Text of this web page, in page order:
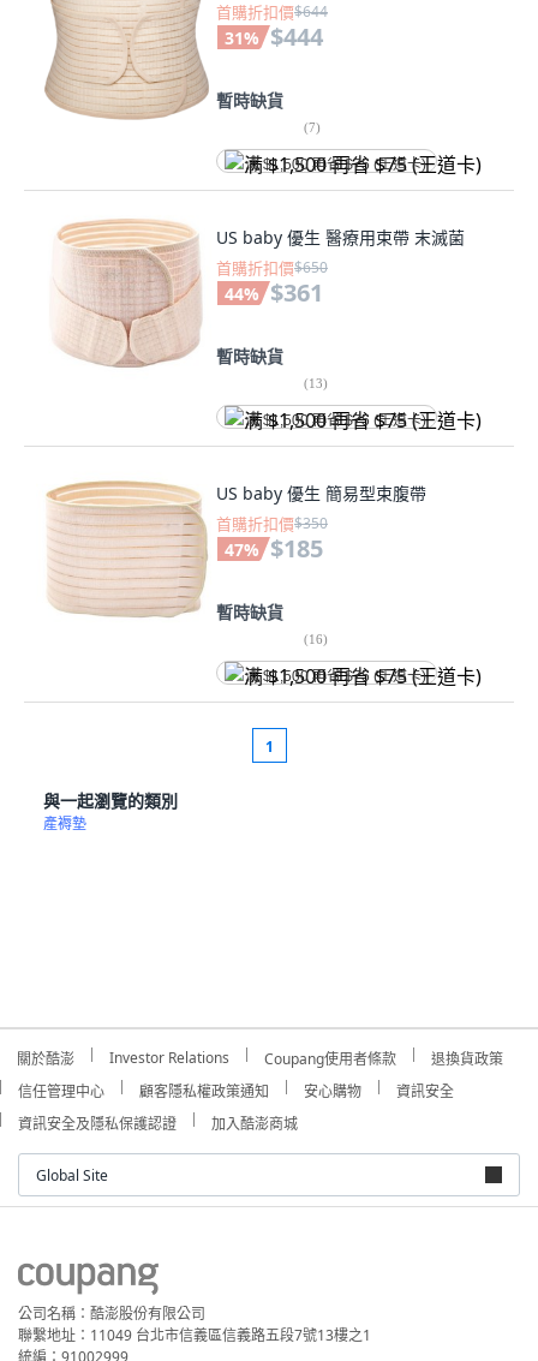
首購折扣價$644
31% $444
暫時缺貨
(7)
满 $1,500 再省 $75 (王道卡)
US baby 優生 醫療用束帶 末滅菌
首購折扣價$650
44% $361
暫時缺貨
(13)
满 $1,500 再省 $75 (王道卡)
US baby 優生 簡易型束腹帶
首購折扣價$350
47% $185
暫時缺貨
(16)
满 $1,500 再省 $75 (王道卡)
1
與一起瀏覽的類別
產褥墊
關於酷澎 Investor Relations Coupang使用者條款
退換貨政策
信任管理中心
顧客隱私權政策通知 安心購物
資訊安全
資訊安全及隱私保護認證
加入酷澎商城
Global Site
公司名稱：酷澎股份有限公司
聯繫地址：11049 台北市信義區信義路五段7號13樓之1
統編：91002999